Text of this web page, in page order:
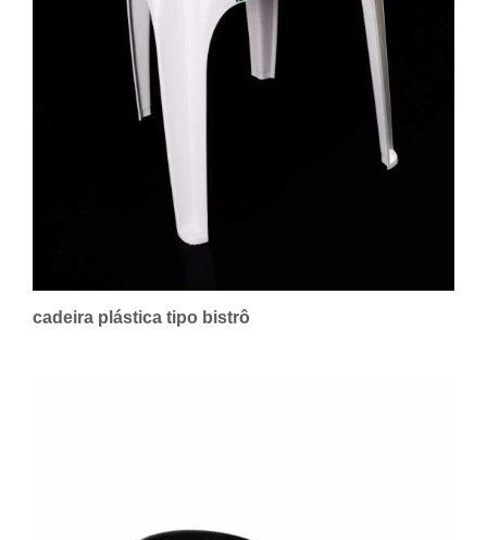
cadeira plástica tipo bistrô